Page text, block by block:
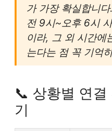
가 가장 확실합니
전 9시~오후 6시
이라, 그 외 시간에
는다는 점 꼭 기억
📞 상황별 연결
기